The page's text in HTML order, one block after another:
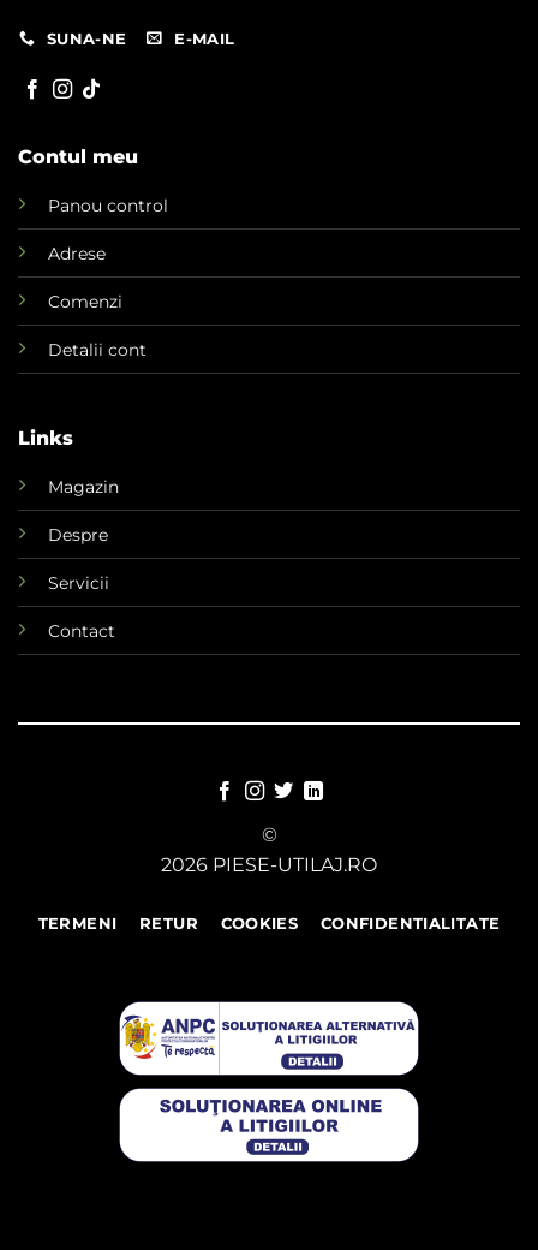
SUNA-NE E-MAIL
Contul meu
Panou control
Adrese
Comenzi
Detalii cont
Links
Magazin
Despre
Servicii
Contact
©
2026 PIESE-UTILAJ.RO
TERMENI RETUR COOKIES CONFIDENTIALITATE